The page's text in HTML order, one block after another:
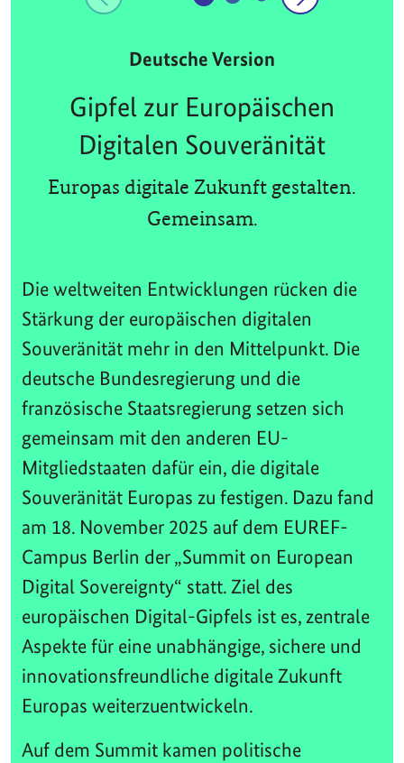
Deutsche Version
Gipfel zur Europäischen
Digitalen Souveränität
Europas digitale Zukunft gestalten.
Gemeinsam.
Die weltweiten Entwicklungen rücken die
Stärkung der europäischen digitalen
Souveränität mehr in den Mittelpunkt. Die
deutsche Bundesregierung und die
französische Staatsregierung setzen sich
gemeinsam mit den anderen EU-
Mitgliedstaaten dafür ein, die digitale
Souveränität Europas zu festigen. Dazu fand
am 18. November 2025 auf dem EUREF-
Campus Berlin der „Summit on European
Digital Sovereignty“ statt. Ziel des
europäischen Digital-Gipfels ist es, zentrale
Aspekte für eine unabhängige, sichere und
innovationsfreundliche digitale Zukunft
Europas weiterzuentwickeln.
Auf dem Summit kamen politische